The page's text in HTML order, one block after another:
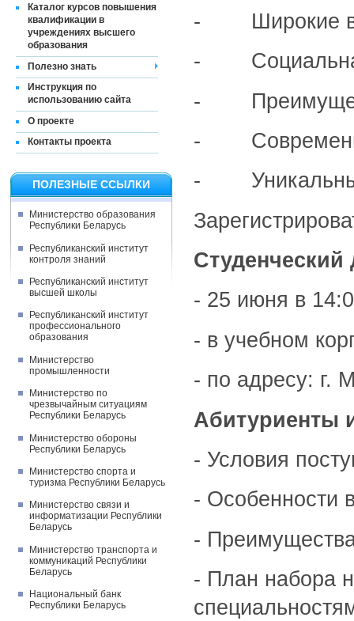
Каталог курсов повышения
квалификации в
учреждениях высшего
образования
Полезно знать
Инструкция по
использованию сайта
О проекте
Контакты проекта
ПОЛЕЗНЫЕ ССЫЛКИ
Министерство образования
Республики Беларусь
Республиканский институт
контроля знаний
Республиканский институт
высшей школы
Республиканский институт
профессионального
образования
Министерство
промышленности
Министерство по
чрезвычайным ситуациям
Республики Беларусь
Министерство обороны
Республики Беларусь
Министерство спорта и
туризма Республики Беларусь
Министерство связи и
информатизации Республики
Беларусь
Министерство транспорта и
коммуникаций Республики
Беларусь
Национальный банк
Республики Беларусь
- Широкие
-
-
-
- Уникальные
- 25 июня в
- в учебном
- по адресу: г.
Абитуриенты
- Условия
- Особенности
-
- План набора